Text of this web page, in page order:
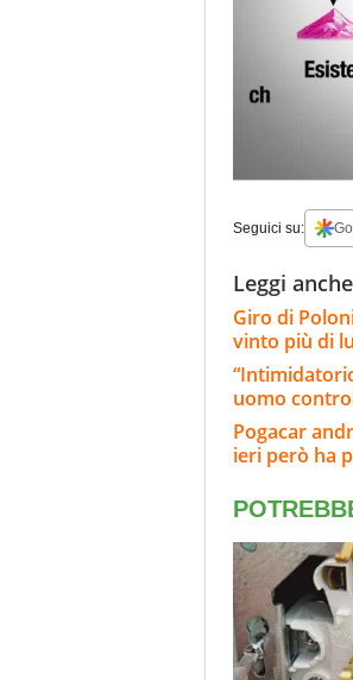
Seguici su:
Leggi
Giro di
vinto più di
uomo
Pogacar
ieri però ha